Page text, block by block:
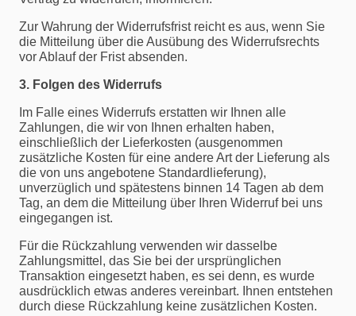
Zur Wahrung der Widerrufsfrist reicht es aus, wenn Sie
die Mitteilung über die Ausübung des Widerrufsrechts
vor Ablauf der Frist absenden.
3. Folgen des Widerrufs
Im Falle eines Widerrufs erstatten wir Ihnen alle
Zahlungen, die wir von Ihnen erhalten haben,
einschließlich der Lieferkosten (ausgenommen
zusätzliche Kosten für eine andere Art der Lieferung als
die von uns angebotene Standardlieferung),
unverzüglich und spätestens binnen 14 Tagen ab dem
Tag, an dem die Mitteilung über Ihren Widerruf bei uns
eingegangen ist.
Für die Rückzahlung verwenden wir dasselbe
Zahlungsmittel, das Sie bei der ursprünglichen
Transaktion eingesetzt haben, es sei denn, es wurde
ausdrücklich etwas anderes vereinbart. Ihnen entstehen
durch diese Rückzahlung keine zusätzlichen Kosten.